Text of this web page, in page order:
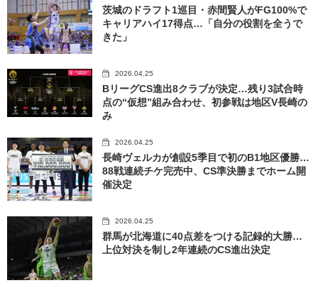
茨城のドラフト1巡目・赤間賢人がFG100%で
キャリアハイ17得点…「自分の役割を全うで
きた」
2026.04.25
BリーグCS進出8クラブが決定…残り3試合時
点の“仮想”組み合わせ、初参戦は地区V長崎の
み
2026.04.25
長崎ヴェルカが創設5季目で初のB1地区優勝…
88戦連続チケ完売中、CS準決勝までホーム開
催決定
2026.04.25
群馬が北海道に40点差をつける記録的大勝…
上位対決を制し2年連続のCS進出決定